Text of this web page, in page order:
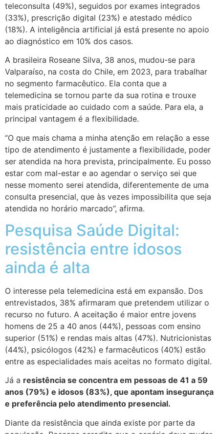
teleconsulta (49%), seguidos por exames integrados
(33%), prescrição digital (23%) e atestado médico
(18%). A inteligência artificial já está presente no apoio
ao diagnóstico em 10% dos casos.
A brasileira Roseane Silva, 38 anos, mudou-se para
Valparaíso, na costa do Chile, em 2023, para trabalhar
no segmento farmacêutico. Ela conta que a
telemedicina se tornou parte da sua rotina e trouxe
mais praticidade ao cuidado com a saúde. Para ela, a
principal vantagem é a flexibilidade.
“O que mais chama a minha atenção em relação a esse
tipo de atendimento é justamente a flexibilidade, poder
ser atendida na hora prevista, principalmente. Eu posso
estar com mal-estar e ao agendar o serviço sei que
nesse momento serei atendida, diferentemente de uma
consulta presencial, que às vezes impossibilita que seja
atendida no horário marcado”, afirma.
Pesquisa Saúde Digital:
resistência entre idosos
ainda é alta
O interesse pela telemedicina está em expansão. Dos
entrevistados, 38% afirmaram que pretendem utilizar o
recurso no futuro. A aceitação é maior entre jovens
homens de 25 a 40 anos (44%), pessoas com ensino
superior (51%) e rendas mais altas (47%). Nutricionistas
(44%), psicólogos (42%) e farmacêuticos (40%) estão
entre as especialidades mais aceitas no formato digital.
Já a resistência se concentra em pessoas de 41 a 59
anos (79%) e idosos (83%), que apontam insegurança
e preferência pelo atendimento presencial.
Diante da resistência que ainda existe por parte da